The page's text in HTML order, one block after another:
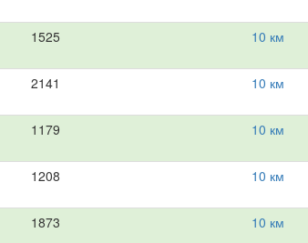
1525 10 км
2141 10 км
1179 10 км
1208 10 км
1873 10 км